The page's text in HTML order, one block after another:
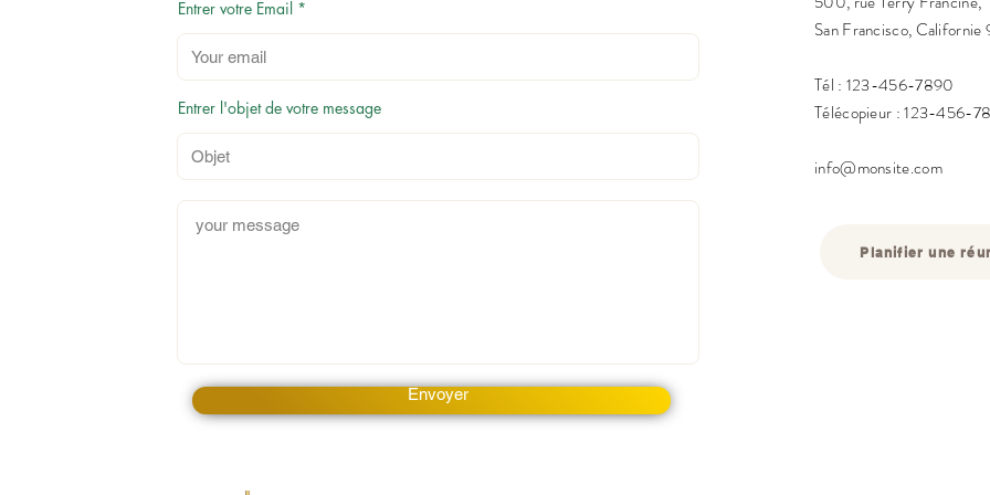
Entrer votre Email
Entrer l'objet de votre message
Envoyer
San Francisco, Californie
Tél : 123-456-7890
Télécopieur : 123-456-
info@monsite.com
Planifier une